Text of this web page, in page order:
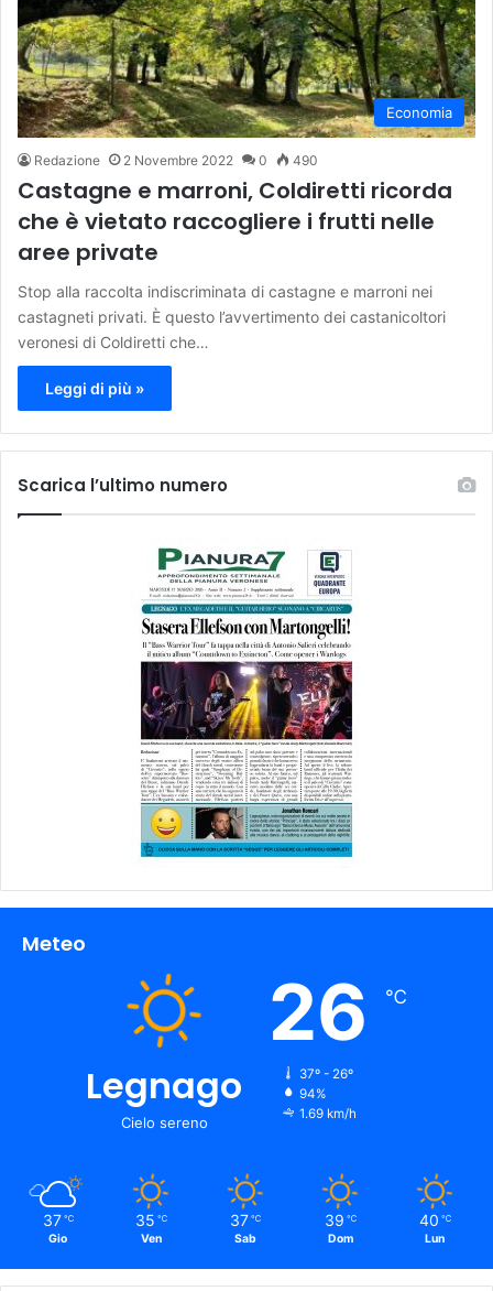
Economia
Redazione 2 Novembre 2022 0 490
Castagne e marroni, Coldiretti ricorda
che è vietato raccogliere i frutti nelle
aree private
Stop alla raccolta indiscriminata di castagne e marroni nei
castagneti privati. È questo l’avvertimento dei castanicoltori
veronesi di Coldiretti che…
Leggi di più »
Scarica l’ultimo numero
Meteo
Legnago
Cielo sereno
26 ℃
37º - 26º
94%
1.69 km/h
37 ℃
Gio
35 ℃
Ven
37 ℃
Sab
39 ℃
Dom
40 ℃
Lun